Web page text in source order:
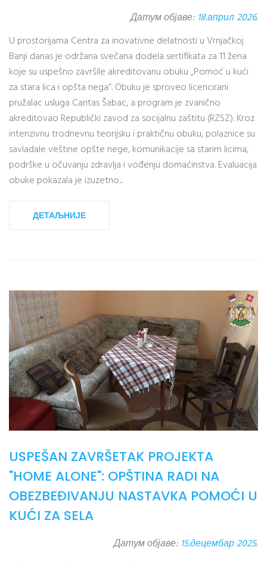
Датум објаве:18.април 2026.
U prostorijama Centra za inovativne delatnosti u Vrnjačkoj
Banji danas je održana svečana dodela sertifikata za 11 žena
koje su uspešno završile akreditovanu obuku „Pomoć u kući
za stara lica i opšta nega“. Obuku je sproveo licencirani
pružalac usluga Caritas Šabac, a program je zvanično
akreditovao Republički zavod za socijalnu zaštitu (RZSZ). Kroz
intenzivnu trodnevnu teorijsku i praktičnu obuku, polaznice su
savladale veštine opšte nege, komunikacije sa starim licima,
podrške u očuvanju zdravlja i vođenju domaćinstva. Evaluacija
obuke pokazala je izuzetno...
ДЕТАЉНИЈЕ
USPEŠAN ZAVRŠETAK PROJEKTA
"HOME ALONE": OPŠTINA RADI NA
OBEZBEĐIVANJU NASTAVKA POMOĆI U
KUĆI ZA SELA
Датум објаве:15.децембар 2025.